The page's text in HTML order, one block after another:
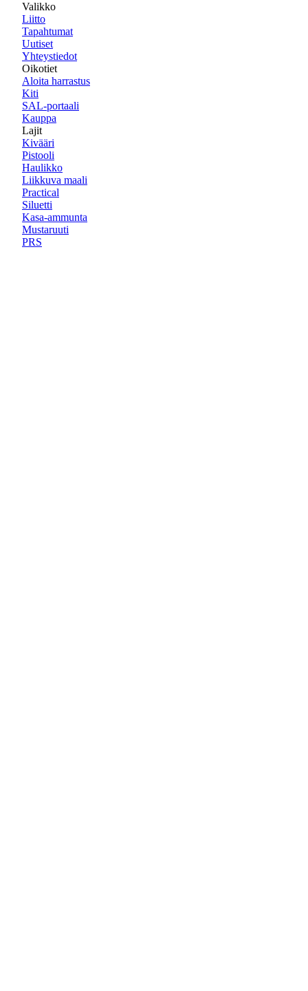
Valikko
Liitto
Tapahtumat
Uutiset
Yhteystiedot
Oikotiet
Aloita harrastus
Kiti
SAL-portaali
Kauppa
Lajit
Kivääri
Pistooli
Haulikko
Liikkuva maali
Practical
Siluetti
Kasa-ammunta
Mustaruuti
PRS